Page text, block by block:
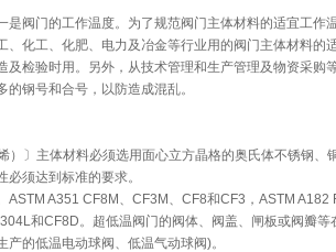
阀门的工作温度。为了规范阀门主体材料的适宜工作
、化工、化肥、电力及冶金等行业用的阀门主体材料的
及检验时用。另外，从技术管理和生产管理及物资采购
钢号和合号，以防造成混乱。
〕主体材料必须选用面心立方晶格的奥氏体不锈钢、
须达到标准的要求。
A351 CF8M、CF3M、CF8和CF3，ASTM A182
和CF8D。超低温阀门的阀体、阀盖、闸板或阀瓣等
的低温电动球阀、低温气动球阀)。